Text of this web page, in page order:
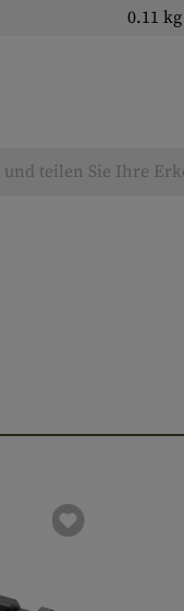
0.11 kg
teilen Sie Ihre